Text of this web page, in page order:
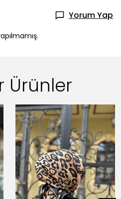
Yorum Yap
Ürünler